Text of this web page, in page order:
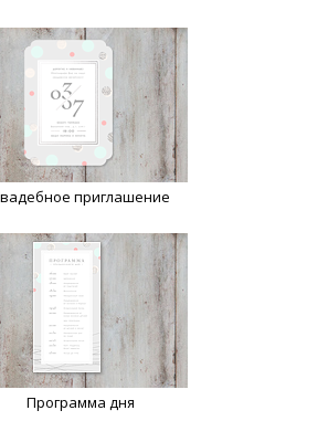
приглашение
Программа дня